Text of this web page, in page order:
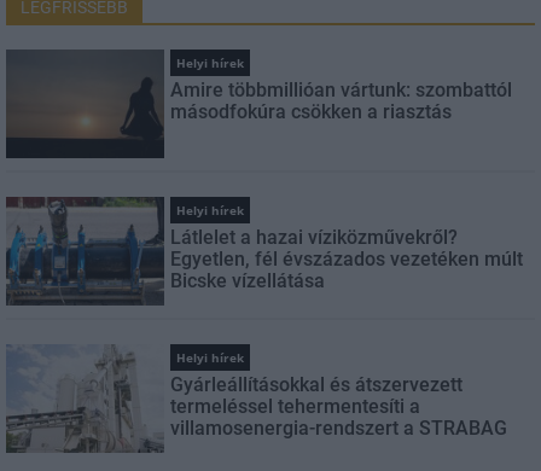
LEGFRISSEBB
Helyi hírek
Amire többmillióan vártunk: szombattól
másodfokúra csökken a riasztás
Helyi hírek
Látlelet a hazai víziközművekről?
Egyetlen, fél évszázados vezetéken múlt
Bicske vízellátása
Helyi hírek
Gyárleállításokkal és átszervezett
termeléssel tehermentesíti a
villamosenergia-rendszert a STRABAG